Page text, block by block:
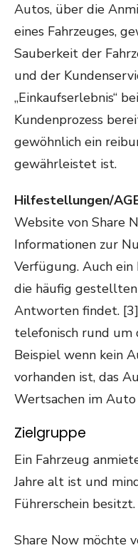
Autos, über die
eines Fahrzeuges,
Sauberkeit der
und der
„Einkaufserlebnis“
Kundenprozess
gewöhnlich ein
gewährleistet ist.
Hilfestellungen/
Website von Share
Informationen zur
Verfügung. Auch
die häufig
Antworten findet.
telefonisch rund um
Beispiel wenn kein
vorhanden ist, das
Wertsachen im
Zielgruppe
Ein Fahrzeug
Jahre alt ist und
Führerschein besitzt.
Share Now möchte